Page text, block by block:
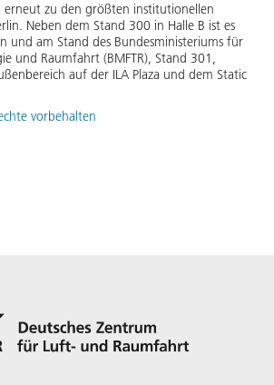
erneut zu den größten institutionellen
Neben dem Stand 300 in Halle B ist es
und am Stand des Bundesministeriums für
und Raumfahrt (BMFTR), Stand 301,
auf der ILA Plaza und dem Static
vorbehalten